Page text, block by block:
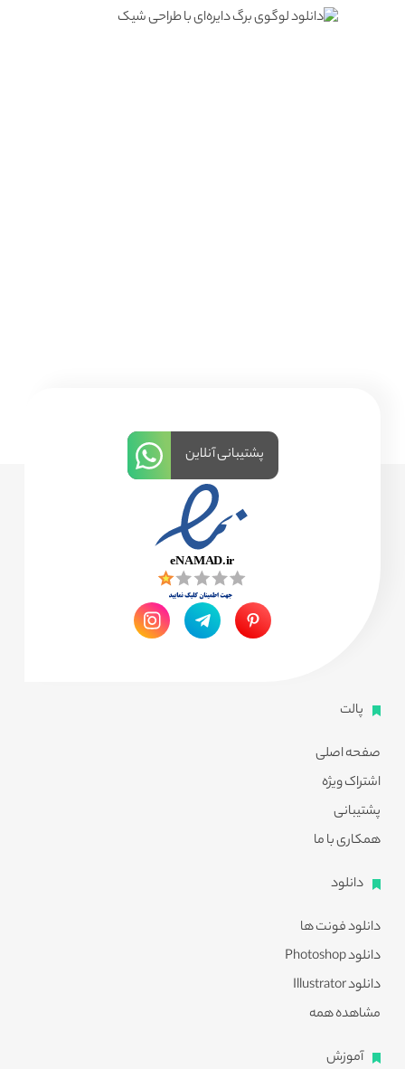
پالت
صفحه اصلی
اشتراک ویژه
پشتیبانی
همکاری با ما
دانلود
دانلود فونت ها
دانلود Photoshop
دانلود Illustrator
مشاهده همه
آموزش
پشتیبانی آنلاین